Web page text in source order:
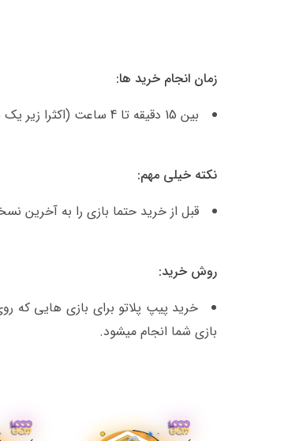
زمان انجام خرید ها:
بین 15 دقیقه تا 4 ساعت (اکثرا زیر یک ساعت تحویل داده میشود)
نکته خیلی مهم:
قبل از خرید حتما بازی را به آخرین
روش خرید:
خرید پیپ پلاتو برای بازی هایی که
بازی شما انجام میشود.